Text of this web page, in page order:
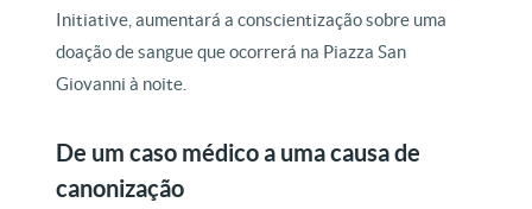
Initiative, aumentará a conscientização sobre uma
doação de sangue que ocorrerá na Piazza San
Giovanni à noite.
De um caso médico a uma causa de
canonização